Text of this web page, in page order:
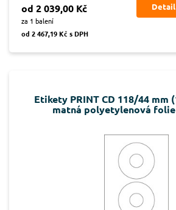
od 2 039,00 Kč
za 1 balení
od 2 467,19 Kč s DPH
Detail
Etikety PRINT CD 118/44 mm
matná polyetylenová